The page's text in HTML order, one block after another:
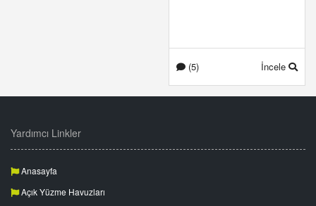
(5) İncele
Yardımcı Linkler
Anasayfa
Açık Yüzme Havuzları